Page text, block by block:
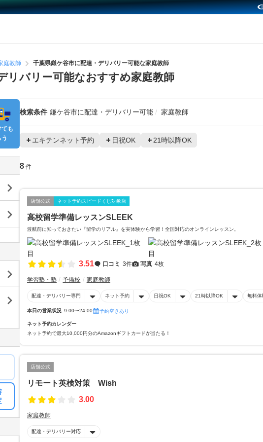
庭教師 千葉県鎌ケ谷市に配達・デリバリー可能な家庭教師
リバリー可能なおすすめ家庭教師
検索条件 鎌ケ谷市に配達・デリバリー可能 家庭教師
エキテンネット予約 日祝OK 21時以降OK
8 件
店舗公式 ネット予約スピードくじ対象店
高校留学準備レッスンSLEEK
渡航前に知っておきたい『留学のリアル』を実体験から学習！全国対応のオンラインレッスン。
3.51 口コミ 3件 写真 4枚
学習塾・塾 予備校 家庭教師
配達・デリバリー専門 ネット予約 日祝OK 21時以降OK 無料体
本日の営業状況 9:00〜24:00 予約空きあり
ネット予約カレンダー
ネット予約で最大10,000円分のAmazonギフトカードが当たる！
店舗公式
リモート英検対策 Wish
3.00
家庭教師
配達・デリバリー対応
ても
う